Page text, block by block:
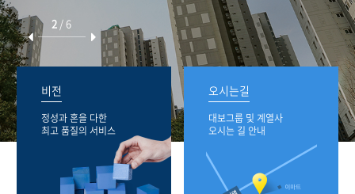
2 / 6
비전
정성과 혼을 다한
최고 품질의 서비스
오시는길
대보그룹 및 계열사
오시는 길 안내